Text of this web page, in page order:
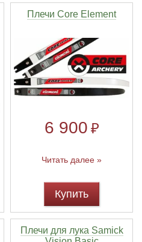
Плечи Core Element
6 900 ₽
Читать далее »
Купить
Плечи для лука Samick